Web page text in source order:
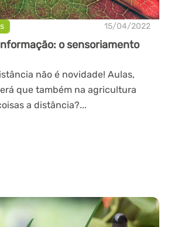
15/04/2022
o sensoriamento
não é novidade! Aulas,
que também na agricultura
a distância?...